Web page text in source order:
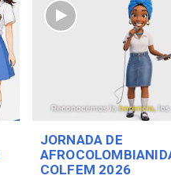
JORNADA DE
COLFEM 2026